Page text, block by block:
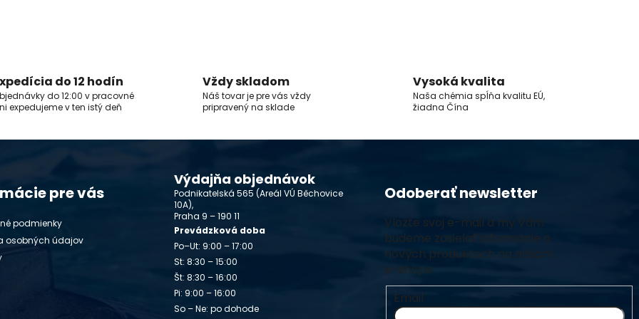
do 12 hodín
do 12:00 v pracovné
expedujeme v ten istý deň
Vždy skladom
Náš tovar je pre vás vždy
pripravený na sklade
Vysoká kvalita
Naša chémia spĺňa kvalitu EÚ,
žiadna Čína
pre vás
podmienky
osobných údajov
Výdajňa objednávok
Podnikatelská 565 (Areál VÚ Běchovice
10A),
Praha 9 – 190 11
Prevádzková doba
Po–Ut: 9:00 – 17:00
St: 8:30 – 15:00
Št: 8:30 – 16:00
Pi: 9:00 – 16:00
So – Ne: po dohode
Odoberať newsletter
Vložte svoj e-mail a my Vám
budeme zasielať informácie o
nových produktoch na našom
e-shope.
Email